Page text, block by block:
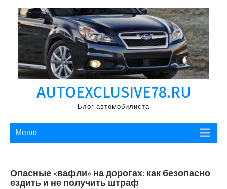
Перейти
содержимому
AUTOEXCLUSIVE78.RU
Блог автомобилиста
Меню
Опасные «вафли» на дорогах: как безопасно
ездить и не получить штраф